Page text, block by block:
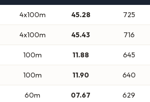
4x100m 45.28 725
4x100m 45.43 716
100m 11.88 645
100m 11.90 640
60m 07.67 629